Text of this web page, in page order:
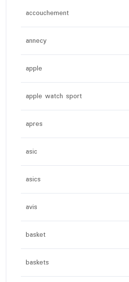
accouchement
annecy
apple
apple watch sport
apres
asic
asics
avis
basket
baskets